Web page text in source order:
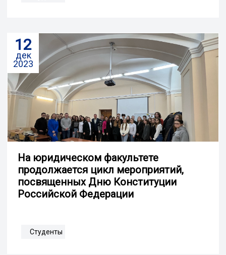
12
дек
2023
На юридическом факультете
продолжается цикл мероприятий,
посвященных Дню Конституции
Российской Федерации
Студенты